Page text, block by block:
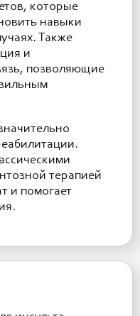
которые
навыки
Также
и
позволяющие
терапией
и помогает